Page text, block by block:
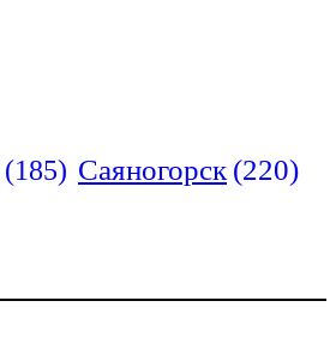
(185) Саяногорск (220)